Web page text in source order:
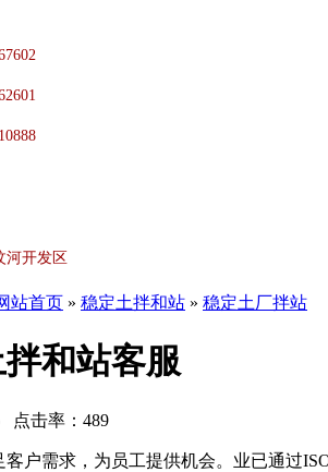
河开发区
站首页 » 稳定土拌和站 » 稳定土厂拌站
和站客服
点击率：489
需求，为员工提供机会。业已通过